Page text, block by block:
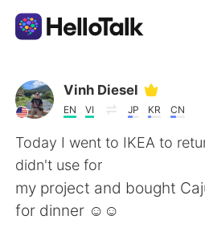
語言交換應用
AI Grammar Checker
繁體中文
Vinh Diesel
EN VI JP KR CN
Today I went to IKEA to
didn't use for
my project and bought
for dinner ☺☺